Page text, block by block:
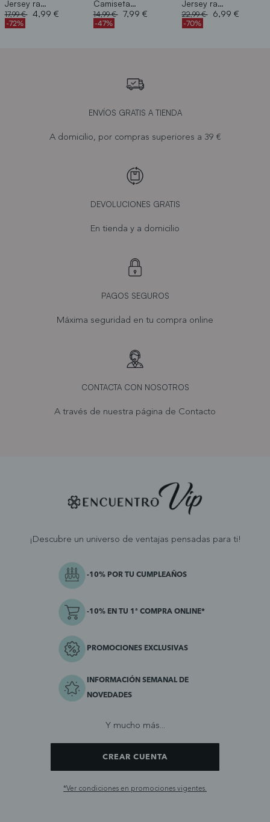
Jersey rayas detalle
Price reduced from
17,99 €to4,99 €
-72%
Camiseta mariposa brillante
Price reduced from
14,99 €to7,99 €
-47%
Jersey rayas
Price reduced from
22,99 €to6,99 €
-70%
ENVÍOS GRATIS A TIENDA
A domicilio, por compras superiores a 39 €
DEVOLUCIONES GRATIS
En tienda y a domicilio
PAGOS SEGUROS
Máxima seguridad en tu compra online
CONTACTA CON NOSOTROS
A través de nuestra página de Contacto
¡Descubre un universo de ventajas pensadas para ti!
-10% POR TU CUMPLEAÑOS
-10% EN TU 1ª COMPRA ONLINE*
PROMOCIONES EXCLUSIVAS
INFORMACIÓN SEMANAL DE
NOVEDADES
Y mucho más...
CREAR CUENTA
*Ver condiciones en promociones vigentes.